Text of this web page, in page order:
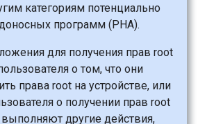
категориям потенциально
программ (PHA).
для получения прав root
о том, что они
права root на устройстве, или
о получении прав root
другие действия,